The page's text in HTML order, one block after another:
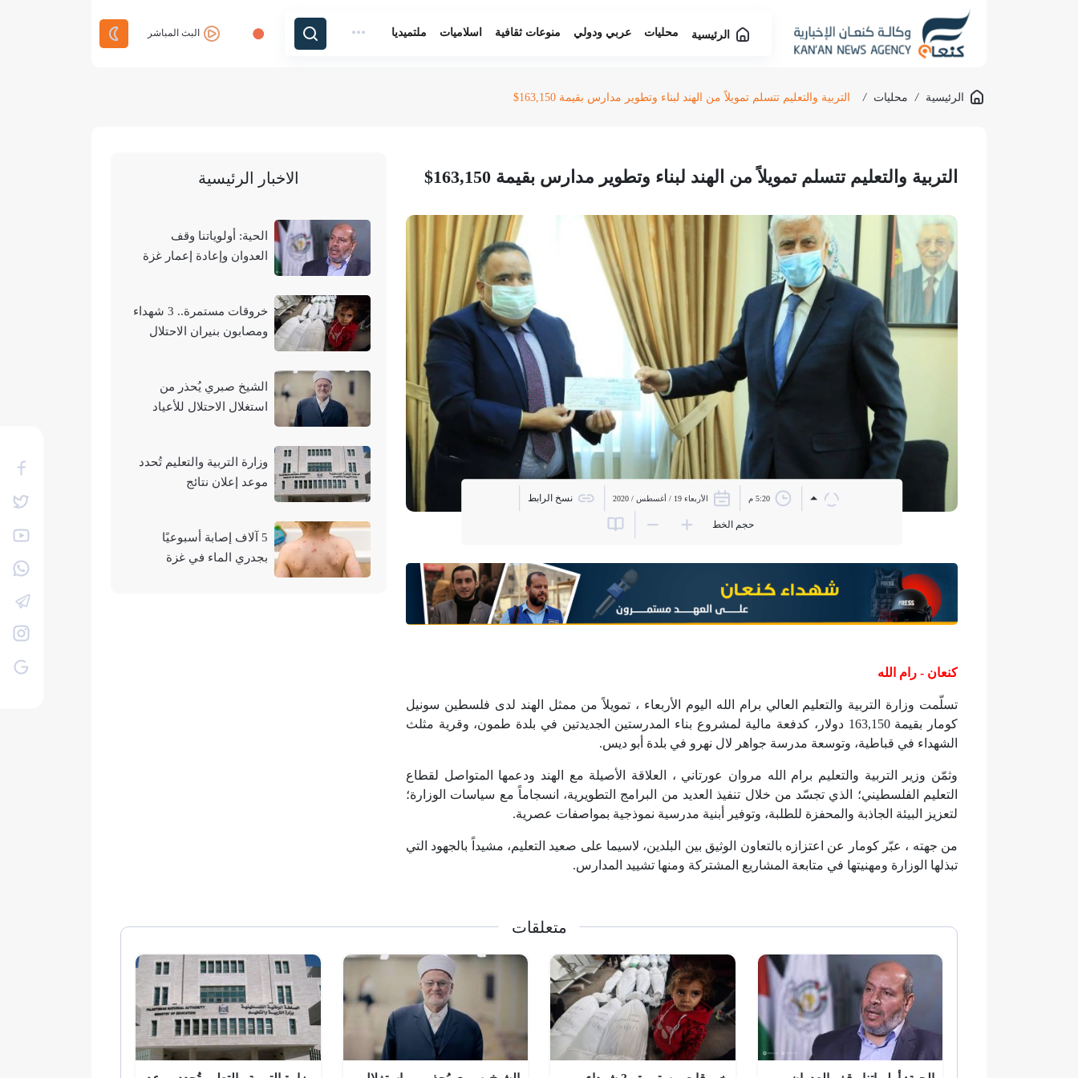
الرئيسية محليات عربي ودولي منوعات ثقافية اسلاميات ملتميديا البث المباشر
الرئيسية / محليات / التربية والتعليم تتسلم تمويلاً من الهند لبناء وتطوير مدارس بقيمة 163,150$
التربية والتعليم تتسلم تمويلاً من الهند لبناء وتطوير مدارس بقيمة 163,150$
5:20 م الأربعاء 19 / أغسطس / 2020 نسخ الرابط
حجم الخط
كنعان - رام الله
تسلّمت وزارة التربية والتعليم العالي برام الله اليوم الأربعاء ، تمويلاً من ممثل الهند لدى فلسطين سونيل
كومار بقيمة 163,150 دولار، كدفعة مالية لمشروع بناء المدرستين الجديدتين في بلدة طمون، وقرية مثلث
الشهداء في قباطية، وتوسعة مدرسة جواهر لال نهرو في بلدة أبو ديس.
وثمّن وزير التربية والتعليم برام الله مروان عورتاني ، العلاقة الأصيلة مع الهند ودعمها المتواصل لقطاع
التعليم الفلسطيني؛ الذي تجسّد من خلال تنفيذ العديد من البرامج التطويرية، انسجاماً مع سياسات الوزارة؛
لتعزيز البيئة الجاذبة والمحفزة للطلبة، وتوفير أبنية مدرسية نموذجية بمواصفات عصرية.
من جهته ، عبّر كومار عن اعتزازه بالتعاون الوثيق بين البلدين، لاسيما على صعيد التعليم، مشيداً بالجهود التي
تبذلها الوزارة ومهنيتها في متابعة المشاريع المشتركة ومنها تشييد المدارس.
الاخبار الرئيسية
الحية: أولوياتنا وقف
العدوان وإعادة إعمار غزة
خروقات مستمرة.. 3 شهداء
ومصابون بنيران الاحتلال
الشيخ صبري يُحذر من
استغلال الاحتلال للأعياد
وزارة التربية والتعليم تُحدد
موعد إعلان نتائج
5 آلاف إصابة أسبوعيًا
بجدري الماء في غزة
متعلقات